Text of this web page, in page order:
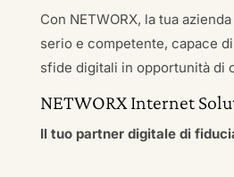
Con NETWORX, la tua
serio e competente, capace
sfide digitali in opportunità di
NETWORX Internet
Il tuo partner digitale di